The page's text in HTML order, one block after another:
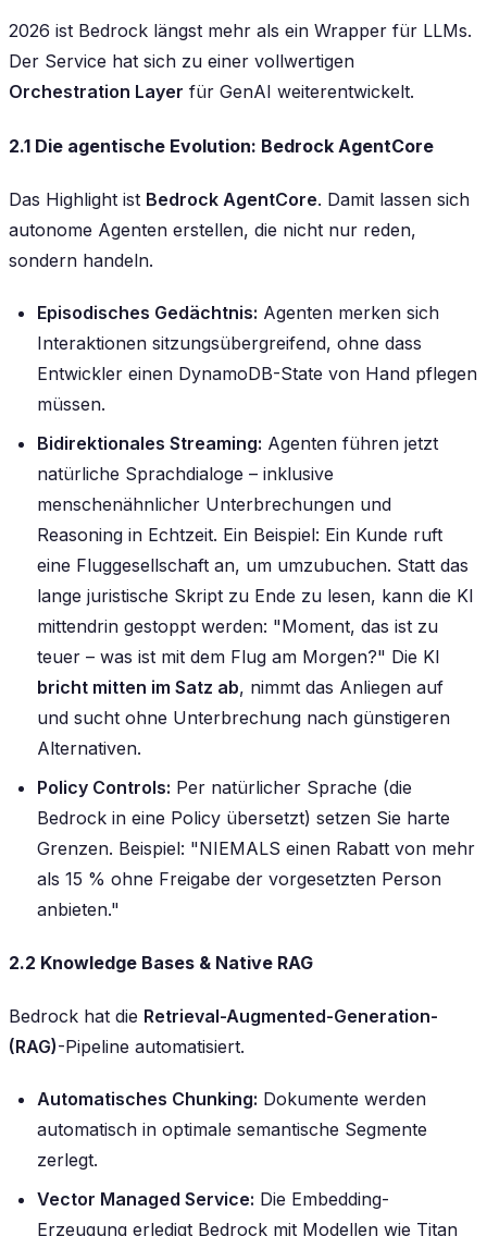
2026 ist Bedrock längst mehr als ein Wrapper für LLMs.
Der Service hat sich zu einer vollwertigen
Orchestration Layer für GenAI weiterentwickelt.
2.1 Die agentische Evolution: Bedrock AgentCore
Das Highlight ist Bedrock AgentCore. Damit lassen sich
autonome Agenten erstellen, die nicht nur reden,
sondern handeln.
Episodisches Gedächtnis: Agenten merken sich
Interaktionen sitzungsübergreifend, ohne dass
Entwickler einen DynamoDB-State von Hand pflegen
müssen.
Bidirektionales Streaming: Agenten führen jetzt
natürliche Sprachdialoge – inklusive
menschenähnlicher Unterbrechungen und
Reasoning in Echtzeit. Ein Beispiel: Ein Kunde ruft
eine Fluggesellschaft an, um umzubuchen. Statt das
lange juristische Skript zu Ende zu lesen, kann die KI
mittendrin gestoppt werden: "Moment, das ist zu
teuer – was ist mit dem Flug am Morgen?" Die KI
bricht mitten im Satz ab, nimmt das Anliegen auf
und sucht ohne Unterbrechung nach günstigeren
Alternativen.
Policy Controls: Per natürlicher Sprache (die
Bedrock in eine Policy übersetzt) setzen Sie harte
Grenzen. Beispiel: "NIEMALS einen Rabatt von mehr
als 15 % ohne Freigabe der vorgesetzten Person
anbieten."
2.2 Knowledge Bases & Native RAG
Bedrock hat die Retrieval-Augmented-Generation-
(RAG)-Pipeline automatisiert.
Automatisches Chunking: Dokumente werden
automatisch in optimale semantische Segmente
zerlegt.
Vector Managed Service: Die Embedding-
Erzeugung erledigt Bedrock mit Modellen wie Titan